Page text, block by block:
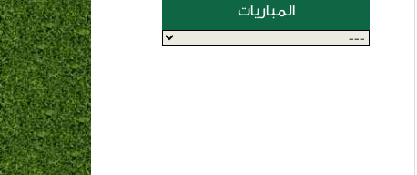
المباريات